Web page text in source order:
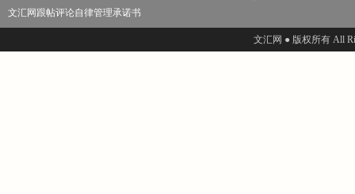
文汇网跟帖评论自律管理承诺书
文汇网 ● 版权所有 All